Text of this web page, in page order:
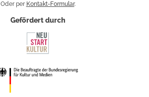
Oder per Kontakt-Formular.
Gefördert durch